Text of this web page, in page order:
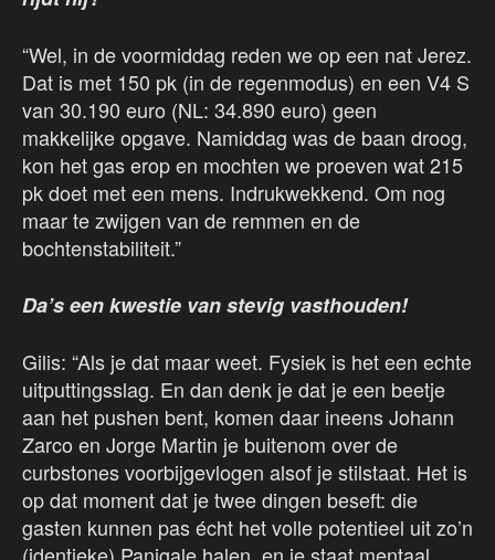
“Wel, in de voormiddag reden we op een nat Jerez.
Dat is met 150 pk (in de regenmodus) en een V4 S
van 30.190 euro (NL: 34.890 euro) geen
makkelijke opgave. Namiddag was de baan droog,
kon het gas erop en mochten we proeven wat 215
pk doet met een mens. Indrukwekkend. Om nog
maar te zwijgen van de remmen en de
bochtenstabiliteit.”
Da’s een kwestie van stevig vasthouden!
Gilis: “Als je dat maar weet. Fysiek is het een echte
uitputtingsslag. En dan denk je dat je een beetje
aan het pushen bent, komen daar ineens Johann
Zarco en Jorge Martin je buitenom over de
curbstones voorbijgevlogen alsof je stilstaat. Het is
op dat moment dat je twee dingen beseft: die
gasten kunnen pas écht het volle potentieel uit zo’n